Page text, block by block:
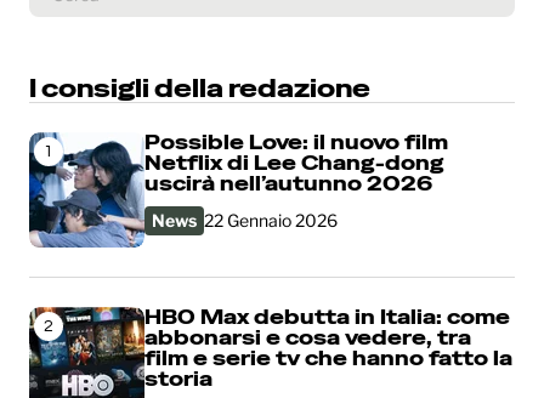
I consigli della redazione
1
Possible Love: il nuovo film
Netflix di Lee Chang-dong
uscirà nell’autunno 2026
News 22 Gennaio 2026
2
HBO Max debutta in Italia: come
abbonarsi e cosa vedere, tra
film e serie tv che hanno fatto la
storia